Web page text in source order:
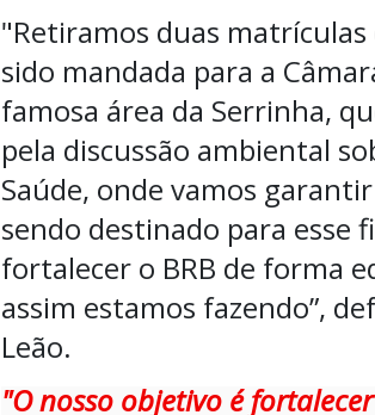
"Retiramos duas
sido mandada para a
famosa área da Serrinha,
pela discussão ambiental
Saúde, onde vamos
sendo destinado para esse
fortalecer o BRB de forma
assim estamos fazendo”,
Leão.
"O nosso objetivo é